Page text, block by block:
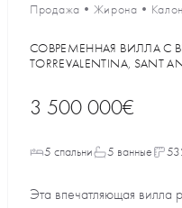
Продажа • Жирона •
СОВРЕМЕННАЯ ВИЛЛА С
TORREVALENTINA, SANT
3 500 000€
5 спальни 5 ванные
Эта впечатляющая вилла